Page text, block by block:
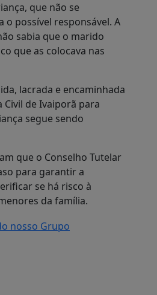
que não se
o possível responsável. A
sabia que o marido
que as colocava nas
lacrada e encaminhada
Civil de Ivaiporã para
segue sendo
que o Conselho Tutelar
para garantir a
se há risco à
da família.